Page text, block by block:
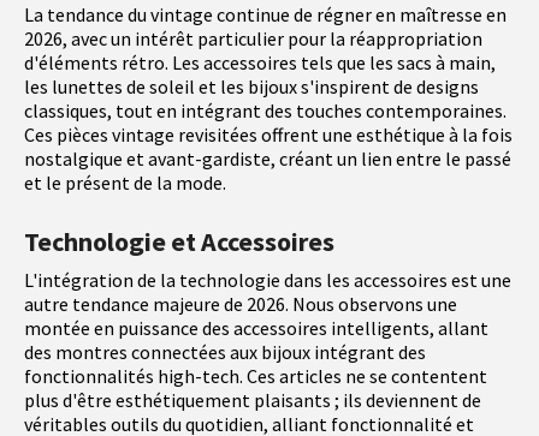
La tendance du vintage continue de régner en maîtresse en
2026, avec un intérêt particulier pour la réappropriation
d'éléments rétro. Les accessoires tels que les sacs à main,
les lunettes de soleil et les bijoux s'inspirent de designs
classiques, tout en intégrant des touches contemporaines.
Ces pièces vintage revisitées offrent une esthétique à la fois
nostalgique et avant-gardiste, créant un lien entre le passé
et le présent de la mode.
Technologie et Accessoires
L'intégration de la technologie dans les accessoires est une
autre tendance majeure de 2026. Nous observons une
montée en puissance des accessoires intelligents, allant
des montres connectées aux bijoux intégrant des
fonctionnalités high-tech. Ces articles ne se contentent
plus d'être esthétiquement plaisants ; ils deviennent de
véritables outils du quotidien, alliant fonctionnalité et